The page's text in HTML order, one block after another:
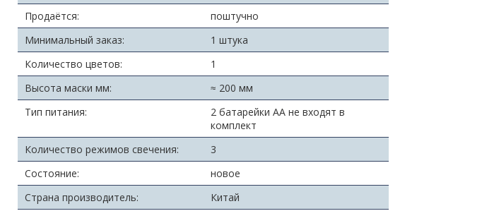
Продаётся:
поштучно
Минимальный заказ:
1 штука
Количество цветов:
1
Высота маски мм:
≈ 200 мм
Тип питания:
2 батарейки АА не входят в
комплект
Количество режимов свечения:
3
Состояние:
новое
Страна производитель:
Китай